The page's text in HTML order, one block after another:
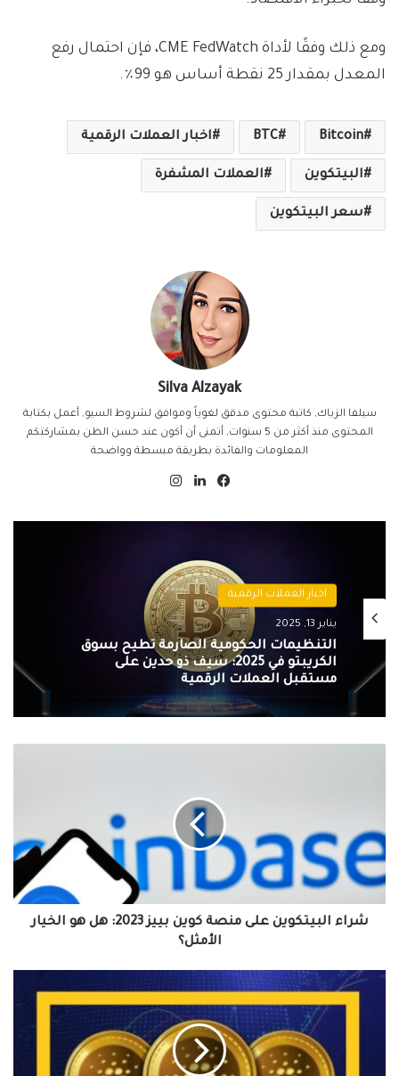
ومع ذلك وفقًا لأداة CME FedWatch، فإن احتمال رفع
المعدل بمقدار 25 نقطة أساس هو 99٪.
Bitcoin
BTC اخبار العملات الرقمية
البيتكوين العملات المشفرة
سعر البيتكوين
Silva Alzayak
سيلفا الزياك, كاتبة محتوى مدقق لغوياً وموافق لشروط السيو, أعمل بكتابة
المحتوى منذ أكثر من 5 سنوات, أتمنى أن أكون عند حسن الظن بمشاركتكم
المعلومات والفائدة بطريقة مبسطة وواضحة
فيسبوكلينكدإن
اخبار العملات الرقمية
يناير 13, 2025
التنظيمات الحكومية الصارمة تُطيح بسوق
الكريبتو في 2025: سيف ذو حدين على
مستقبل العملات الرقمية
كوين
بييز
2023:
هل
هو
الخيار
شراء البيتكوين على منصة كوين بييز 2023: هل هو الخيار
الأمثل؟
يتم
شحن